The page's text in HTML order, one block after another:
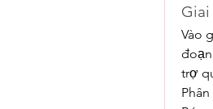
Vào
trợ